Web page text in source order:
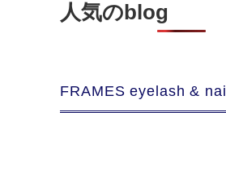
人気のblog
FRAMES eyelash & nail